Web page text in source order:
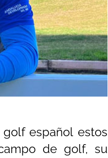
español estos
de golf, su